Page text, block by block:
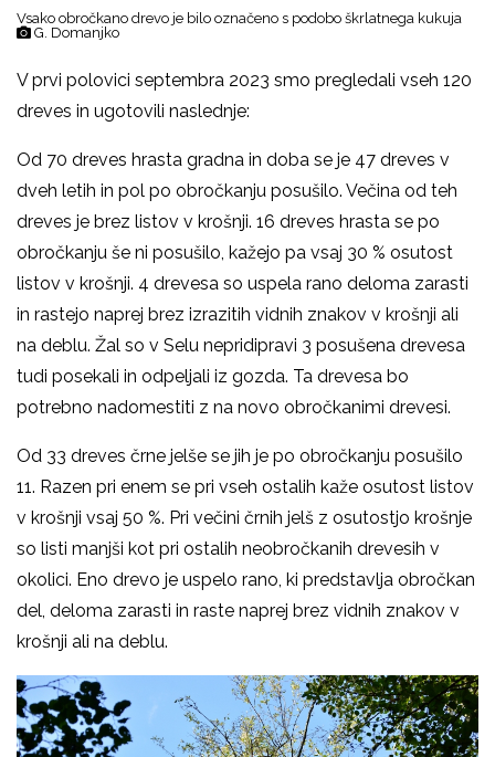
Vsako obročkano drevo je bilo označeno s podobo škrlatnega kukuja
G. Domanjko
V prvi polovici septembra 2023 smo pregledali vseh 120
dreves in ugotovili naslednje:
Od 70 dreves hrasta gradna in doba se je 47 dreves v
dveh letih in pol po obročkanju posušilo. Večina od teh
dreves je brez listov v krošnji. 16 dreves hrasta se po
obročkanju še ni posušilo, kažejo pa vsaj 30 % osutost
listov v krošnji. 4 drevesa so uspela rano deloma zarasti
in rastejo naprej brez izrazitih vidnih znakov v krošnji ali
na deblu. Žal so v Selu nepridipravi 3 posušena drevesa
tudi posekali in odpeljali iz gozda. Ta drevesa bo
potrebno nadomestiti z na novo obročkanimi drevesi.
Od 33 dreves črne jelše se jih je po obročkanju posušilo
11. Razen pri enem se pri vseh ostalih kaže osutost listov
v krošnji vsaj 50 %. Pri večini črnih jelš z osutostjo krošnje
so listi manjši kot pri ostalih neobročkanih drevesih v
okolici. Eno drevo je uspelo rano, ki predstavlja obročkan
del, deloma zarasti in raste naprej brez vidnih znakov v
krošnji ali na deblu.